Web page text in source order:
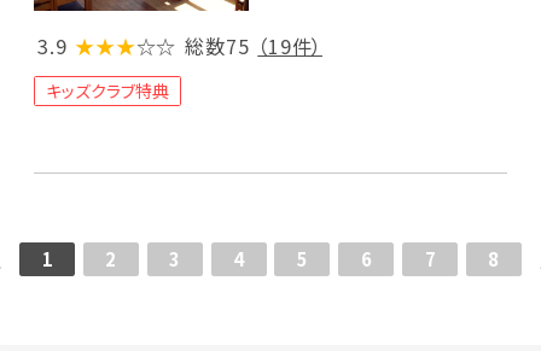
3.9 ★★★☆☆ 総数75 （19件）
キッズクラブ特典
1 2 3 4 5 6 7 8